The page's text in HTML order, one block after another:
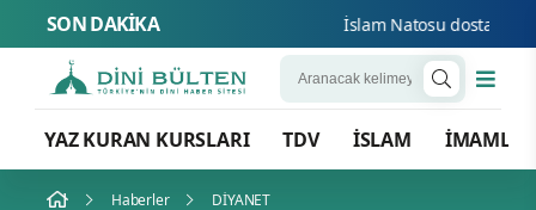
SON DAKİKA İslam Natosu dosta güven
YAZ KURAN KURSLARI TDV İSLAM İMAMLAR
Haberler DİYANET